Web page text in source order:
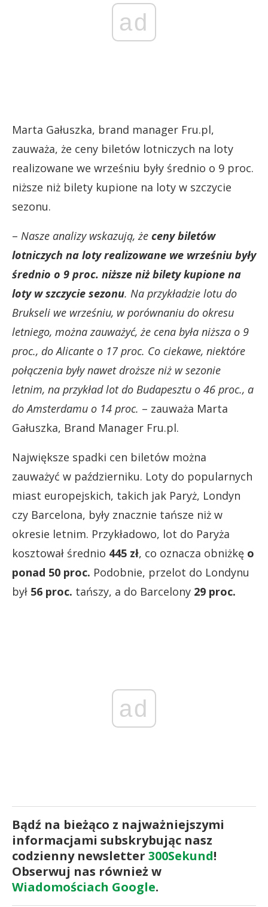
ad
Marta Gałuszka, brand manager Fru.pl,
zauważa, że ceny biletów lotniczych na loty
realizowane we wrześniu były średnio o 9 proc.
niższe niż bilety kupione na loty w szczycie
sezonu.
– Nasze analizy wskazują, że ceny biletów
lotniczych na loty realizowane we wrześniu były
średnio o 9 proc. niższe niż bilety kupione na
loty w szczycie sezonu. Na przykładzie lotu do
Brukseli we wrześniu, w porównaniu do okresu
letniego, można zauważyć, że cena była niższa o 9
proc., do Alicante o 17 proc. Co ciekawe, niektóre
połączenia były nawet droższe niż w sezonie
letnim, na przykład lot do Budapesztu o 46 proc., a
do Amsterdamu o 14 proc. – zauważa Marta
Gałuszka, Brand Manager Fru.pl.
Największe spadki cen biletów można
zauważyć w październiku. Loty do popularnych
miast europejskich, takich jak Paryż, Londyn
czy Barcelona, były znacznie tańsze niż w
okresie letnim. Przykładowo, lot do Paryża
kosztował średnio 445 zł, co oznacza obniżkę o
ponad 50 proc. Podobnie, przelot do Londynu
był 56 proc. tańszy, a do Barcelony 29 proc.
ad
Bądź na bieżąco z najważniejszymi
informacjami subskrybując nasz
codzienny newsletter 300Sekund!
Obserwuj nas również w
Wiadomościach Google.